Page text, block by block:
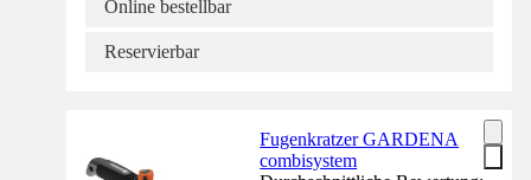
Online bestellbar
Reservierbar
Fugenkratzer GARDENA
combisystem